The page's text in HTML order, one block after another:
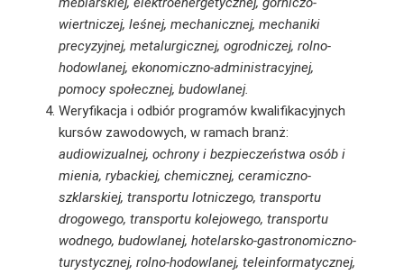
wiertniczej, leśnej, mechanicznej, mechaniki
precyzyjnej, metalurgicznej, ogrodniczej, rolno-
hodowlanej, ekonomiczno-administracyjnej,
pomocy społecznej, budowlanej.
Weryfikacja i odbiór programów kwalifikacyjnych
kursów zawodowych, w ramach branż:
audiowizualnej, ochrony i bezpieczeństwa osób i
mienia, rybackiej, chemicznej, ceramiczno-
szklarskiej, transportu lotniczego, transportu
drogowego, transportu kolejowego, transportu
wodnego, budowlanej, hotelarsko-gastronomiczno-
turystycznej, rolno-hodowlanej, teleinformatycznej,